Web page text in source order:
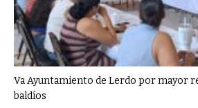
Va Ayuntamiento de Lerdo por mayor
baldíos